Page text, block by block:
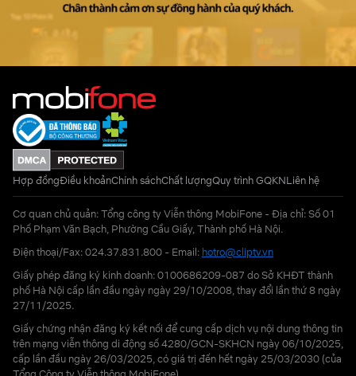
Hợp đồngĐiều khoảnChính sáchChất lượngQuy trình GQKNLiên hệ
Cơ quan chủ quản: Tổng công ty Viễn thông MobiFone - Địa chỉ: Số 01
Phố Phạm Văn Bạch, Phường Cầu Giấy, Thành phố Hà Nội.
Điện thoại/Fax: 024.37.831.800 - Email: hotro@cliptv.vn
Giấy phép đăng ký kinh doanh: 0100686209-087 do Sở KHĐT thành
phố Hà Nội cấp lần đầu ngày ngày 29/10/2008, thay đổi lần thứ 8 ngày
27/11/2025.
Giấy chứng nhận đăng ký kết nối để cung cấp dịch vụ nội dung thông tin
trên mạng viễn thông di động số 4280/GCN-SKHCN ngày 06/10/2025,
cấp lần đầu ngày 26/03/2025, có giá trị đến hết ngày 25/03/2030 (của